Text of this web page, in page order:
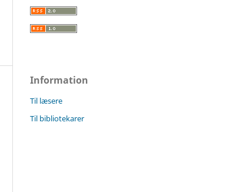
Information
Til læsere
Til bibliotekarer